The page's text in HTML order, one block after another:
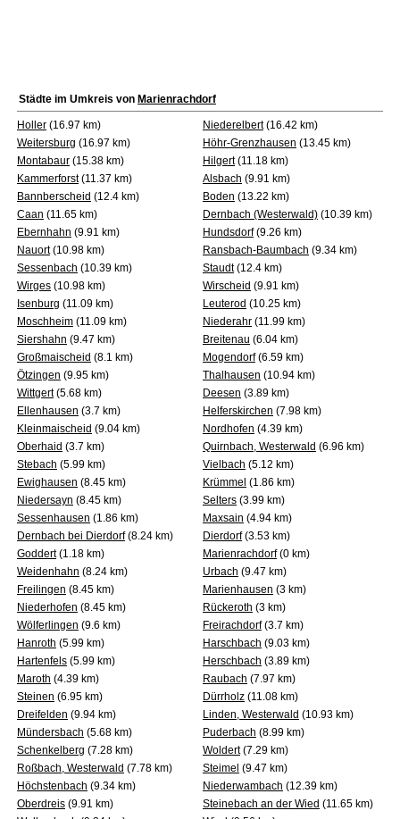
Städte im Umkreis von Marienrachdorf
Holler (16.97 km) Niederelbert(16.42 km)
Weitersburg (16.97 km) Höhr-Grenzhausen (13.45 km)
Montabaur (15.38 km) Hilgert(11.18 km)
Kammerforst(11.37 km) Alsbach (9.91 km)
Bannberscheid (12.4 km) Boden (13.22 km)
Caan (11.65 km) Dernbach (Westerwald) (10.39 km)
Ebernhahn (9.91 km) Hundsdorf(9.26 km)
Nauort(10.98 km) Ransbach-Baumbach (9.34 km)
Sessenbach (10.39 km) Staudt(12.4 km)
Wirges (10.98 km) Wirscheid (9.91 km)
Isenburg (11.09 km) Leuterod (10.25 km)
Moschheim (11.09 km) Niederahr (11.99 km)
Siershahn (9.47 km) Breitenau (6.04 km)
Großmaischeid (8.1 km) Mogendorf(6.59 km)
Ötzingen (9.95 km) Thalhausen (10.94 km)
Wittgert(5.68 km) Deesen (3.89 km)
Ellenhausen (3.7 km) Helferskirchen (7.98 km)
Kleinmaischeid (9.04 km) Nordhofen (4.39 km)
Oberhaid (3.7 km) Quirnbach, Westerwald (6.96 km)
Stebach (5.99 km) Vielbach (5.12 km)
Ewighausen (8.45 km) Krümmel (1.86 km)
Niedersayn (8.45 km) Selters (3.99 km)
Sessenhausen (1.86 km) Maxsain (4.94 km)
Dernbach bei Dierdorf(8.24 km) Dierdorf(3.53 km)
Goddert(1.18 km) Marienrachdorf(0 km)
Weidenhahn (8.24 km) Urbach (9.47 km)
Freilingen (8.45 km) Marienhausen (3 km)
Niederhofen (8.45 km) Rückeroth (3 km)
Wölferlingen (9.6 km) Freirachdorf(3.7 km)
Hanroth (5.99 km) Harschbach (9.03 km)
Hartenfels (5.99 km) Herschbach (3.89 km)
Maroth (4.39 km) Raubach (7.97 km)
Steinen (6.95 km) Dürrholz (11.08 km)
Dreifelden (9.94 km) Linden, Westerwald (10.93 km)
Mündersbach (5.68 km) Puderbach (8.99 km)
Schenkelberg (7.28 km) Woldert(7.29 km)
Roßbach, Westerwald (7.78 km) Steimel (9.47 km)
Höchstenbach (9.34 km) Niederwambach (12.39 km)
Oberdreis (9.91 km) Steinebach an der Wied (11.65 km)